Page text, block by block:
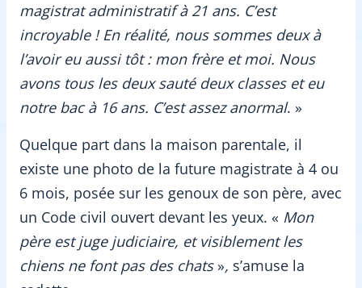
magistrat administratif à 21 ans. C’est
incroyable ! En réalité, nous sommes deux à
l’avoir eu aussi tôt : mon frère et moi. Nous
avons tous les deux sauté deux classes et eu
notre bac à 16 ans. C’est assez anormal. »
Quelque part dans la maison parentale, il
existe une photo de la future magistrate à 4 ou
6 mois, posée sur les genoux de son père, avec
un Code civil ouvert devant les yeux. « Mon
père est juge judiciaire, et visiblement les
chiens ne font pas des chats », s’amuse la